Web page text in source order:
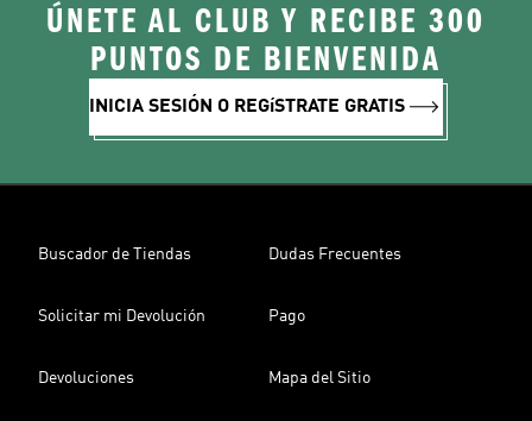
ÚNETE AL CLUB Y RECIBE 300
PUNTOS DE BIENVENIDA
INICIA SESIÓN O REGíSTRATE GRATIS
Buscador de Tiendas Dudas Frecuentes
Solicitar mi Devolución Pago
Devoluciones Mapa del Sitio